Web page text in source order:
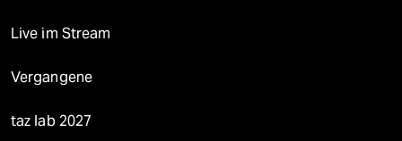
Live im Stream
Vergangene
taz lab 2027